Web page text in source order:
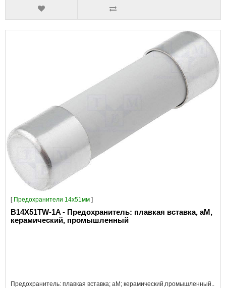
[ Предохранители 14x51мм ]
B14X51TW-1A - Предохранитель: плавкая вставка, aM,
керамический, промышленный
Предохранитель: плавкая вставка; aM; керамический,промышленный..